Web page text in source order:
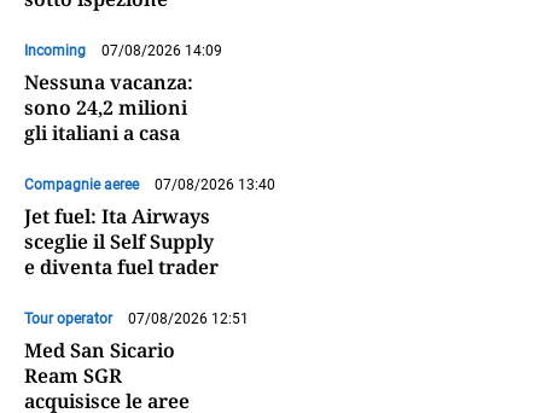
Incoming 07/08/2026 14:09
Nessuna vacanza:
sono 24,2 milioni
gli italiani a casa
Compagnie aeree 07/08/2026 13:40
Jet fuel: Ita Airways
sceglie il Self Supply
e diventa fuel trader
Tour operator 07/08/2026 12:51
Med San Sicario
Ream SGR
acquisisce le aree